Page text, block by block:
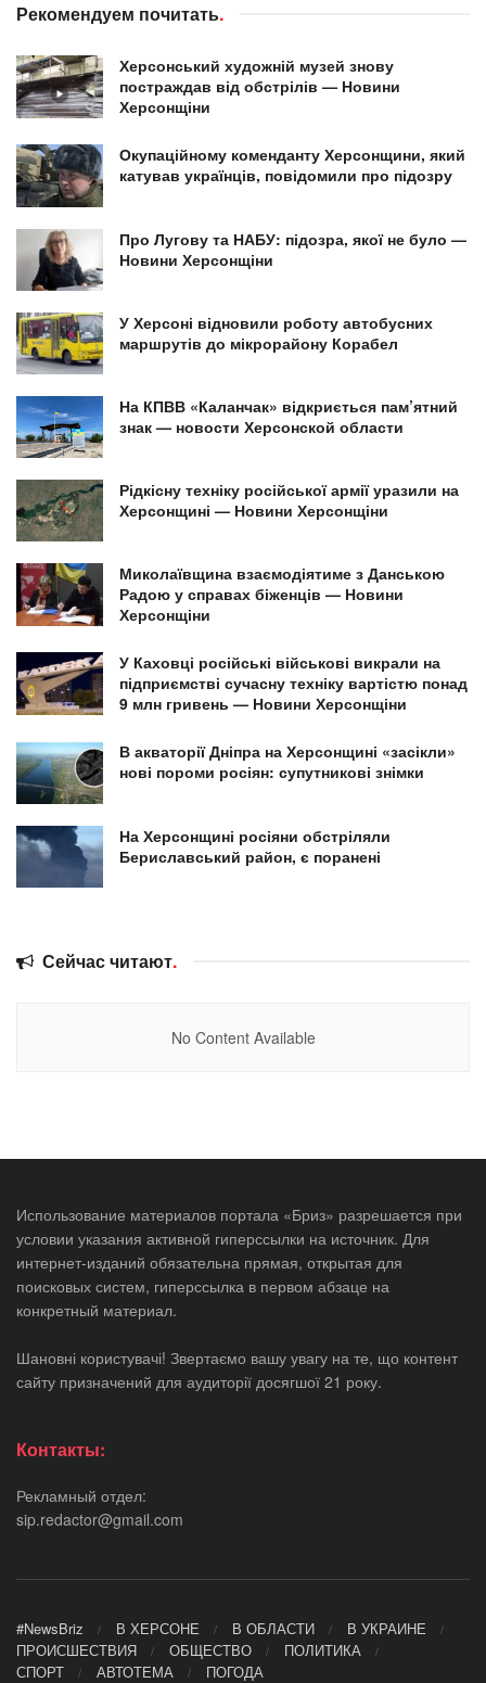
Рекомендуем почитать.
Херсонський художній музей знову
постраждав від обстрілів — Новини
Херсонщіни
Окупаційному коменданту Херсонщини, який
катував українців, повідомили про підозру
Про Лугову та НАБУ: підозра, якої не було —
Новини Херсонщіни
У Херсоні відновили роботу автобусних
маршрутів до мікрорайону Корабел
На КПВВ «Каланчак» відкриється пам’ятний
знак — новости Херсонской области
Рідкісну техніку російської армії уразили на
Херсонщині — Новини Херсонщіни
Миколаївщина взаємодіятиме з Данською
Радою у справах біженців — Новини
Херсонщіни
У Каховці російські військові викрали на
підприємстві сучасну техніку вартістю понад
9 млн гривень — Новини Херсонщіни
В акваторії Дніпра на Херсонщині «засікли»
нові пороми росіян: супутникові знімки
На Херсонщині росіяни обстріляли
Бериславський район, є поранені
Сейчас читают.
No Content Available
Использование материалов портала «Бриз» разрешается при
условии указания активной гиперссылки на источник. Для
интернет-изданий обязательна прямая, открытая для
поисковых систем, гиперссылка в первом абзаце на
конкретный материал.
Шановні користувачі! Звертаємо вашу увагу на те, що контент
сайту призначений для аудиторії досягшої 21 року.
Контакты:
Рекламный отдел:
sip.redactor@gmail.com
#NewsBriz В ХЕРСОНЕ В ОБЛАСТИ
В УКРАИНЕ
ПРОИСШЕСТВИЯ
ОБЩЕСТВО
ПОЛИТИКА
СПОРТ
АВТОТЕМА ПОГОДА